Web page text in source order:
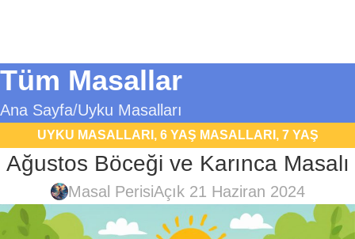
Tüm Masallar
Ana Sayfa Uyku Masalları
UYKU MASALLARI , 6 YAŞ MASALLARI , 7 YAŞ
MASALLARI, EĞITICI MASALLAR, HAYVAN MASALLARI
Ağustos Böceği ve Karınca Masalı
Masal PerisiAçık 21 Haziran 2024